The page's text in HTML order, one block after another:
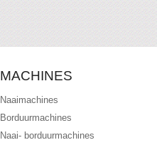
MACHINES
Naaimachines
Borduurmachines
Naai- borduurmachines